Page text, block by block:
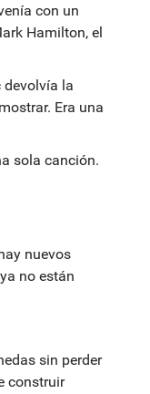
con un
Hamilton, el
devolvía la
Era una
sola canción.
nuevos
no están
sin perder
construir